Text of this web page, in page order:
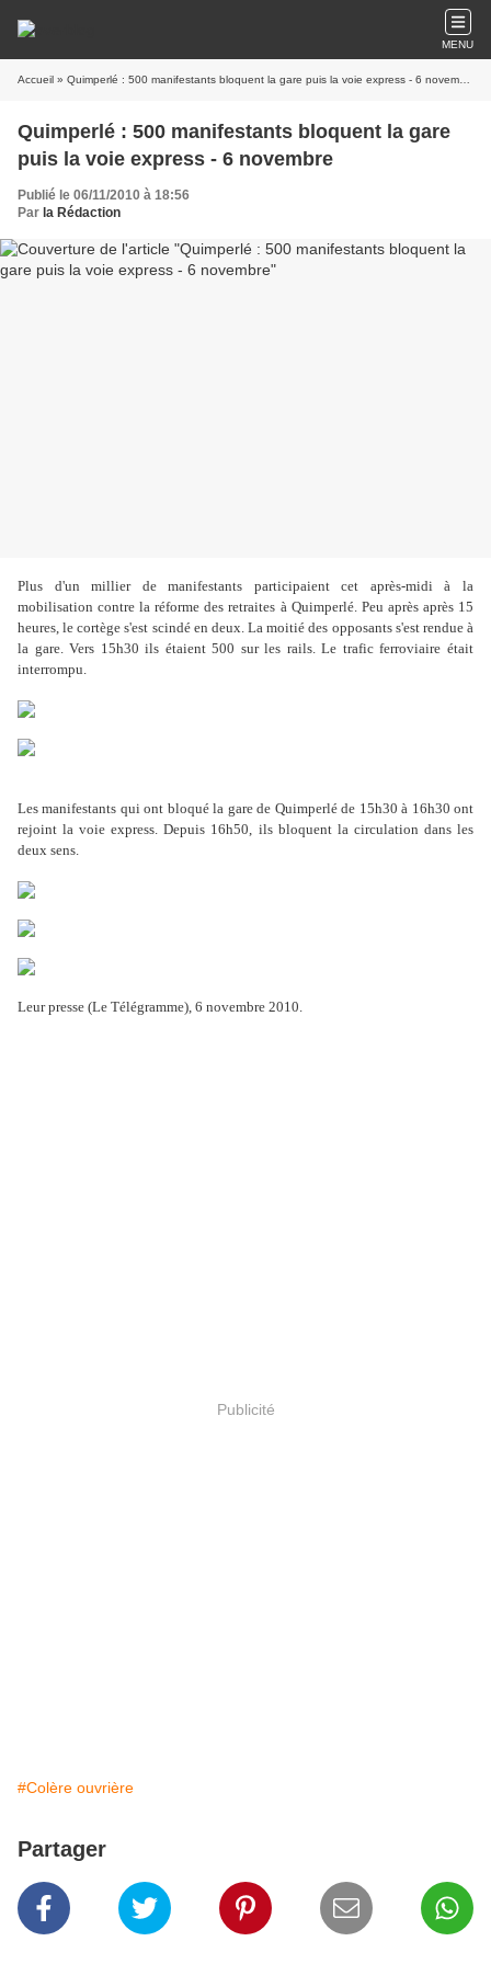
MENU
Accueil » Quimperlé : 500 manifestants bloquent la gare puis la voie express - 6 novembre
Quimperlé : 500 manifestants bloquent la gare
puis la voie express - 6 novembre
Publié le 06/11/2010 à 18:56
Par la Rédaction
Plus d'un millier de manifestants participaient cet après-midi à la
mobilisation contre la réforme des retraites à Quimperlé. Peu après après 15
heures, le cortège s'est scindé en deux. La moitié des opposants s'est rendue à
la gare. Vers 15h30 ils étaient 500 sur les rails. Le trafic ferroviaire était
interrompu.
Les manifestants qui ont bloqué la gare de Quimperlé de 15h30 à 16h30 ont
rejoint la voie express. Depuis 16h50, ils bloquent la circulation dans les
deux sens.
Leur presse (Le Télégramme), 6 novembre 2010.
Publicité
#Colère ouvrière
Partager